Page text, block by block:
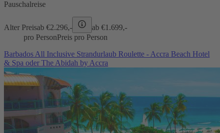
Pauschalreise
Alter Preisab €2.296,- ab €1.699,-
pro PersonPreis pro Person
Barbados All Inclusive Strandurlaub Roulette - Accra Beach Hotel
& Spa oder The Abidah by Accra